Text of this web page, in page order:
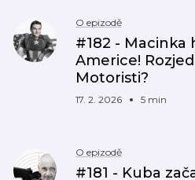
O epizodě
#182 - Macinka
Americe!
Motoristi?
17. 2. 2026 5 min
O epizodě
#181 - Kuba